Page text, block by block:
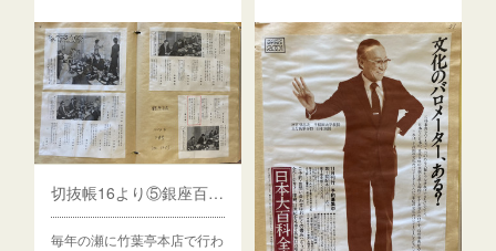
切抜帳16より⑤銀座百点句会、エッセイなど
毎年の瀬に竹葉亭本店で行わ